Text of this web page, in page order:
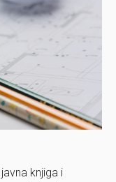
knjiga i